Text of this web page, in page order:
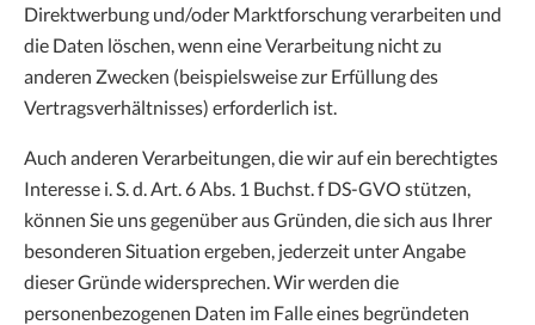
Direktwerbung und/oder Marktforschung verarbeiten und
die Daten löschen, wenn eine Verarbeitung nicht zu
anderen Zwecken (beispielsweise zur Erfüllung des
Vertragsverhältnisses) erforderlich ist.
Auch anderen Verarbeitungen, die wir auf ein berechtigtes
Interesse i. S. d. Art. 6 Abs. 1 Buchst. f DS-GVO stützen,
können Sie uns gegenüber aus Gründen, die sich aus Ihrer
besonderen Situation ergeben, jederzeit unter Angabe
dieser Gründe widersprechen. Wir werden die
personenbezogenen Daten im Falle eines begründeten